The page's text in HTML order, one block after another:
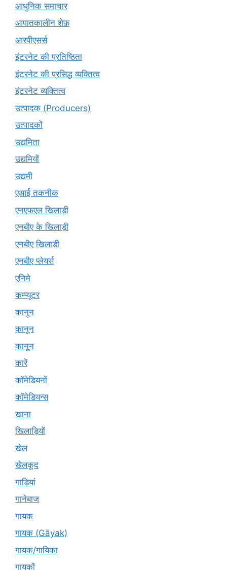
आधुनिक समाचार
आपातकालीन शेफ़
आरपीएसर्स
इंटरनेट की प्रतिष्ठिता
इंटरनेट की प्रसिद्ध व्यक्तित्व
इंटरनेट व्यक्तित्व
उत्पादक (Producers)
उत्पादकों
उद्यमिता
उद्यमियों
उद्यमी
एआई तकनीक
एनएफएल खिलाड़ी
एनबीए के खिलाड़ी
एनबीए खिलाड़ी
एनबीए प्लेयर्स
एनिमे
कम्प्यूटर
कानुन
क़ानून
कानून
कारें
कॉमेडियनों
कॉमेडियन्स
खाना
खिलाड़ियों
खेल
खेलकूद
गाड़ियां
गानेबाज
गायक
गायक (Gāyak)
गायक/गायिका
गायकों